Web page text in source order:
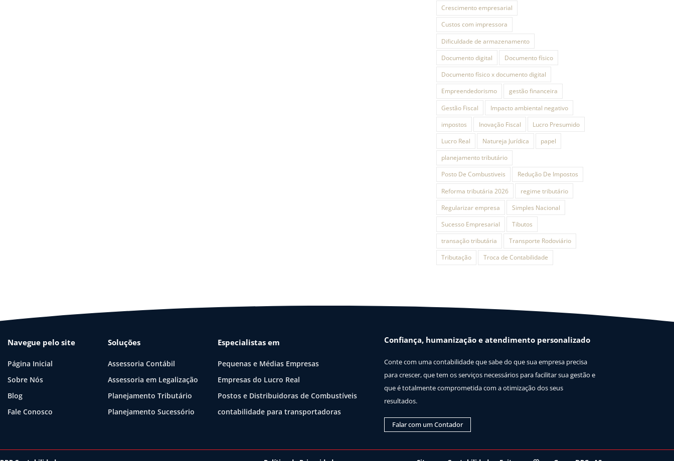
Crescimento empresarial
Custos com impressora
Dificuldade de armazenamento
Documento digital
Documento físico
Documento físico x documento digital
Empreendedorismo
gestão financeira
Gestão Fiscal
Impacto ambiental negativo
impostos
Inovação Fiscal
Lucro Presumido
Lucro Real
Natureja Jurídica
papel
planejamento tributário
Posto De Combustiveis
Redução De Impostos
Reforma tributária 2026
regime tributário
Regularizar empresa
Simples Nacional
Sucesso Empresarial
Tibutos
transação tributária
Transporte Rodoviário
Tributação
Troca de Contabilidade
Navegue pelo site
Página Inicial
Sobre Nós
Blog
Fale Conosco
Soluções
Assessoria Contábil
Assessoria em Legalização
Planejamento Tributário
Planejamento Sucessório
Especialistas em
Pequenas e Médias Empresas
Empresas do Lucro Real
Postos e Distribuidoras de Combustíveis
contabilidade para transportadoras
Confiança, humanização e atendimento personalizado
Conte com uma contabilidade que sabe do que sua empresa precisa
para crescer, que tem os serviços necessários para facilitar sua gestão e
que é totalmente comprometida com a otimização dos seus
resultados.
Falar com um Contador